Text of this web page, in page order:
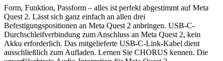
Form, Funktion, Passform – alles ist perfekt abgestimmt auf Meta
Quest 2. Lässt sich ganz einfach an allen drei
Befestigungspositionen an Meta Quest 2 anbringen. USB-C-
Durchschleifverbindung zum Anschluss an Meta Quest 2, kein
Akku erforderlich. Das mitgelieferte USB-C-Link-Kabel dient
ausschließlich zum Aufladen. Lernen Sie CHORUS kennen. Die